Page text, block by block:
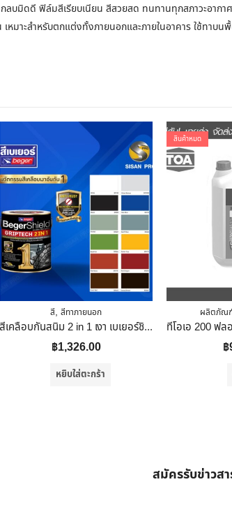
บมิดดี ฟิล์มสีเรียบเนียน สีสวยสด ทนทานทุกสภาวะอาก
มาะสำหรับตกแต่งทั้งภายนอกและภายในอาคาร ใช้ทาบ
สี, สีทาภายนอก
สีเคลือบกันสนิม 2 in 1 เงา เบเยอร์ชิลด์ กริปเทค รุ่น BR100 ขนาด 1 แกลลอน สีขาว
฿1,326.00
หยิบใส่ตะกร้า
สินค้าหมด
ผลิตภัณ
฿
สมัครรับข่าวสา